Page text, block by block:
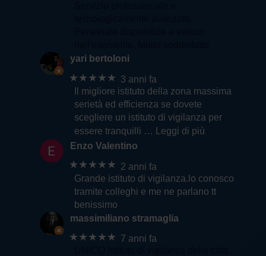
yari bertoloni
★★★★★ 3 anni fa
Il migliore istituto della zona massima
serietà ed efficienza se dovete
scegliere un istituto di vigilanza per
essere tranquilli … Leggi di più
Enzo Valentino
★★★★★ 2 anni fa
Grande istituto di vigilanza.lo conosco
tramite colleghi e me ne parlano tt
benissimo
massimiliano stramaglia
★★★★★ 7 anni fa